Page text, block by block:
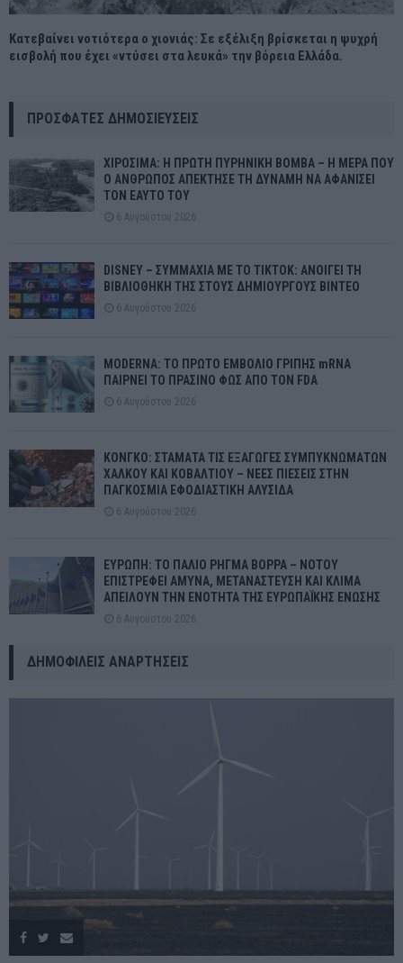
Κατεβαίνει νοτιότερα ο χιονιάς: Σε εξέλιξη βρίσκεται η ψυχρή
εισβολή που έχει «ντύσει στα λευκά» την βόρεια Ελλάδα.
ΠΡΌΣΦΑΤΕΣ ΔΗΜΟΣΙΕΎΣΕΙΣ
ΧΙΡΟΣΙΜΑ: Η ΠΡΩΤΗ ΠΥΡΗΝΙΚΗ ΒΟΜΒΑ – Η ΜΕΡΑ ΠΟΥ
Ο ΑΝΘΡΩΠΟΣ ΑΠΕΚΤΗΣΕ ΤΗ ΔΥΝΑΜΗ ΝΑ ΑΦΑΝΙΣΕΙ
ΤΟΝ ΕΑΥΤΟ ΤΟΥ
6 Αυγούστου 2026
DISNEY – ΣΥΜΜΑΧΙΑ ΜΕ ΤΟ TIKTOK: ΑΝΟΙΓΕΙ ΤΗ
ΒΙΒΛΙΟΘΗΚΗ ΤΗΣ ΣΤΟΥΣ ΔΗΜΙΟΥΡΓΟΥΣ ΒΙΝΤΕΟ
6 Αυγούστου 2026
MODERNA: ΤΟ ΠΡΩΤΟ ΕΜΒΟΛΙΟ ΓΡΙΠΗΣ mRNA
ΠΑΙΡΝΕΙ ΤΟ ΠΡΑΣΙΝΟ ΦΩΣ ΑΠΟ ΤΟΝ FDA
6 Αυγούστου 2026
ΚΟΝΓΚΟ: ΣΤΑΜΑΤΑ ΤΙΣ ΕΞΑΓΩΓΕΣ ΣΥΜΠΥΚΝΩΜΑΤΩΝ
ΧΑΛΚΟΥ ΚΑΙ ΚΟΒΑΛΤΙΟΥ – ΝΕΕΣ ΠΙΕΣΕΙΣ ΣΤΗΝ
ΠΑΓΚΟΣΜΙΑ ΕΦΟΔΙΑΣΤΙΚΗ ΑΛΥΣΙΔΑ
6 Αυγούστου 2026
ΕΥΡΩΠΗ: ΤΟ ΠΑΛΙΟ ΡΗΓΜΑ ΒΟΡΡΑ – ΝΟΤΟΥ
ΕΠΙΣΤΡΕΦΕΙ ΑΜΥΝΑ, ΜΕΤΑΝΑΣΤΕΥΣΗ ΚΑΙ ΚΛΙΜΑ
ΑΠΕΙΛΟΥΝ ΤΗΝ ΕΝΟΤΗΤΑ ΤΗΣ ΕΥΡΩΠΑΪΚΗΣ ΕΝΩΣΗΣ
6 Αυγούστου 2026
ΔΗΜΟΦΙΛΕΊΣ ΑΝΑΡΤΉΣΕΙΣ